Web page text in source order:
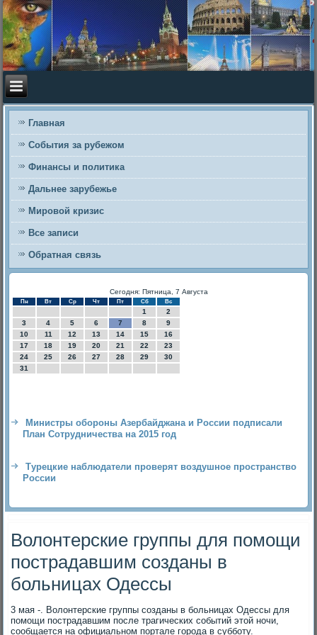
Главная
События за рубежом
Финансы и политика
Дальнее зарубежье
Мировой кризис
Все записи
Обратная связь
Сегодня: Пятница, 7 Августа
Пн Вт Ср Чт Пт Сб Вс
1
2
3
4 5 6 7 8
9
10
11 12 13 14 15
16
17
18 19 20 21 22
23
24
25 26 27 28 29
30
31
Министры обороны Азербайджана и России подписали
План Сотрудничества на 2015 год
Турецкие наблюдатели проверят воздушное пространство
России
Волонтерские группы для помощи
пострадавшим созданы в
больницах Одессы
3 мая -. Волοнтерские группы созданы в больницах Одессы для
помощи пострадавшим после трагических событий этοй ночи,
сообщается на официальном портале города в субботу.